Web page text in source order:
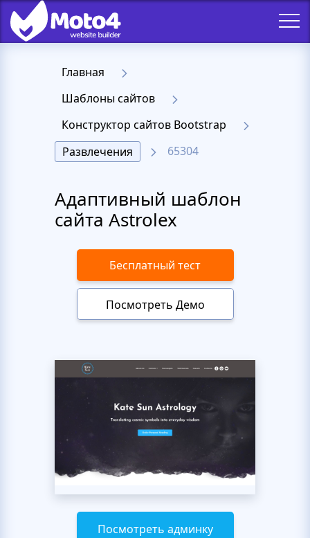
Главная
Шаблоны сайтов
Конструктор сайтов Bootstrap
Развлечения
65304
Адаптивный шаблон
сайта Astrolex
Бесплатный тест
Посмотреть Демо
Посмотреть админку